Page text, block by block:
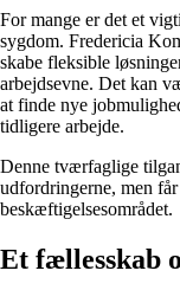
For mange er det et
sygdom. Fredericia
skabe fleksible
arbejdsevne. Det kan
at finde nye
tidligere arbejde.
Denne tværfaglige
udfordringerne, men
beskæftigelsesområdet.
Et fællesskab